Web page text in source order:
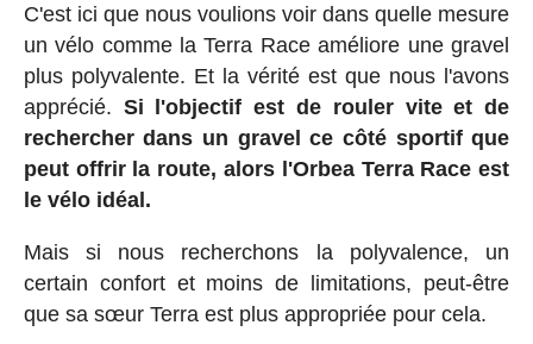
C'est ici que nous voulions voir dans quelle mesure
un vélo comme la Terra Race améliore une gravel
plus polyvalente. Et la vérité est que nous l'avons
apprécié. Si l'objectif est de rouler vite et de
rechercher dans un gravel ce côté sportif que
peut offrir la route, alors l'Orbea Terra Race est
le vélo idéal.
Mais si nous recherchons la polyvalence, un
certain confort et moins de limitations, peut-être
que sa sœur Terra est plus appropriée pour cela.